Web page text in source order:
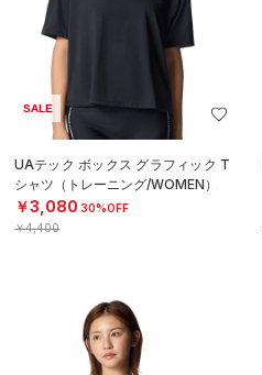
SALE
UAテック ボックス グラフィック T
シャツ（トレーニング/WOMEN）
￥3,080 30%OFF
￥4,400